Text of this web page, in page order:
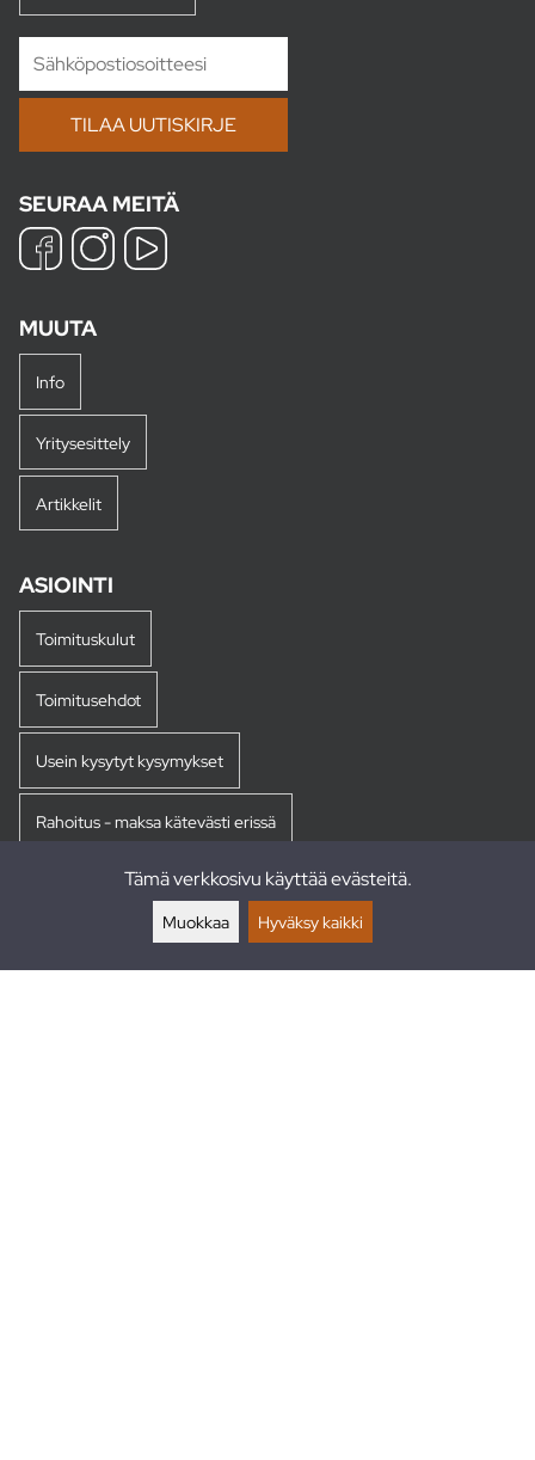
SEURAA MEITÄ
MUUTA
Info
Yritysesittely
Artikkelit
ASIOINTI
Toimituskulut
Toimitusehdot
Usein kysytyt kysymykset
Rahoitus - maksa kätevästi erissä
Tämä verkkosivu käyttää evästeitä.
Muokkaa Hyväksy kaikki